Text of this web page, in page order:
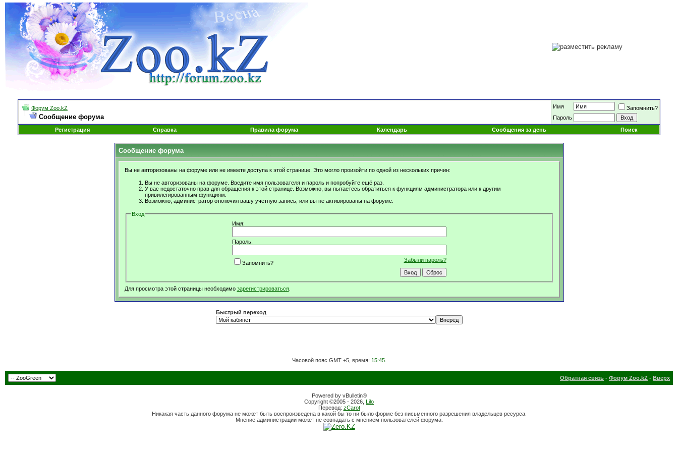
Форум Zoo.kZ
Сообщение форума
Имя
Запомнить?
Пароль
Регистрация
Справка Правила форума Календарь Сообщения за день Поиск
Сообщение форума
Вы не авторизованы на форуме или не имеете доступа к этой странице. Это могло произойти по одной из нескольких причин:
Вы не авторизованы на форуме. Введите имя пользователя и пароль и попробуйте ещё раз.
У вас недостаточно прав для обращения к этой странице. Возможно, вы пытаетесь обратиться к функциям администратора или к другим
привилегированным функциям.
Возможно, администратор отключил вашу учётную запись, или вы не активированы на форуме.
Вход
Имя:
Пароль:
Забыли пароль?
Запомнить?
Для просмотра этой страницы необходимо зарегистрироваться.
Быстрый переход
Часовой пояс GMT +5, время: 15:45.
Обратная связь - Форум Zoo.kZ - Вверх
Powered by vBulletin®
Copyright ©2005 - 2026, Lilo
Перевод: zCarot
Никакая часть данного форума не может быть воспроизведена в какой бы то ни было форме без письменного разрешения владельцев ресурса.
Мнение администрации может не совпадать с мнением пользователей форума.